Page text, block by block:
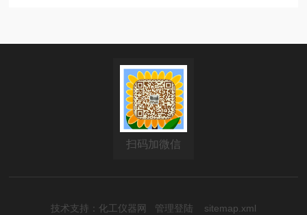
扫码加微信
技术支持： 化工仪器网 管理登陆 sitemap.xml